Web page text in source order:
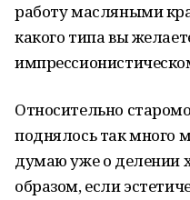
работу масляными
какого типа вы
Относительно
поднялось так много
думаю уже о делении
образом, если